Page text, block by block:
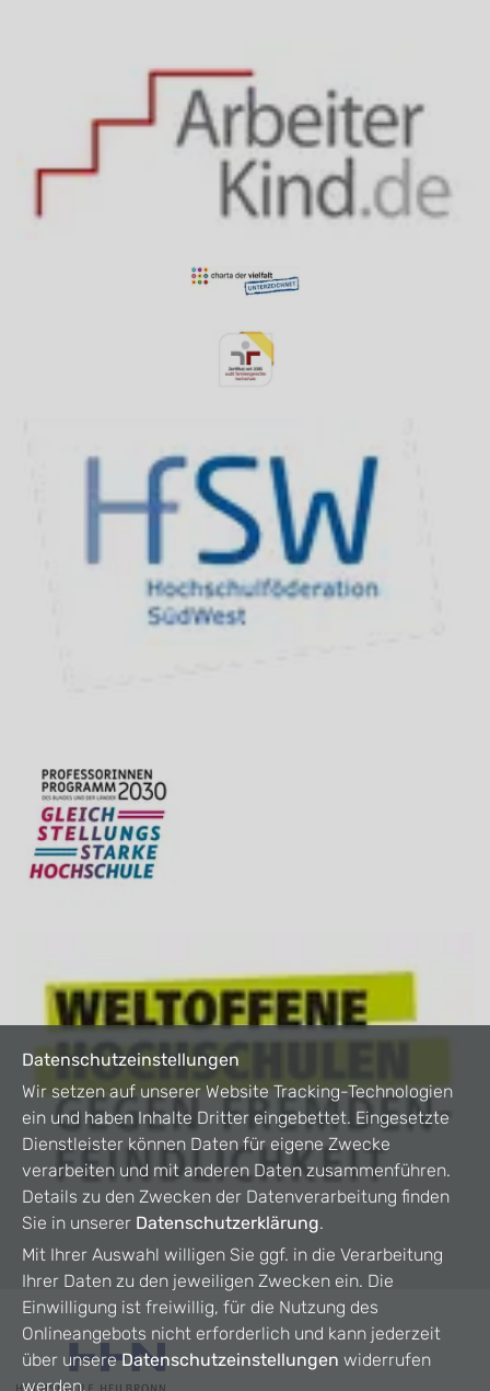
Datenschutzeinstellungen
Wir setzen auf unserer Website Tracking-Technologien
ein und haben Inhalte Dritter eingebettet. Eingesetzte
Dienstleister können Daten für eigene Zwecke
verarbeiten und mit anderen Daten zusammenführen.
Details zu den Zwecken der Datenverarbeitung finden
Sie in unserer Datenschutzerklärung.
Mit Ihrer Auswahl willigen Sie ggf. in die Verarbeitung
Ihrer Daten zu den jeweiligen Zwecken ein. Die
Einwilligung ist freiwillig, für die Nutzung des
Onlineangebots nicht erforderlich und kann jederzeit
über unsereDatenschutzeinstellungen widerrufen
werden.